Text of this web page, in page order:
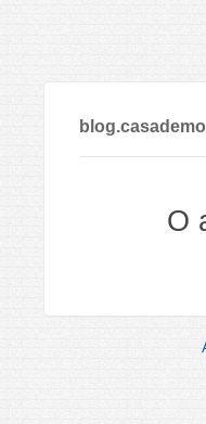
O